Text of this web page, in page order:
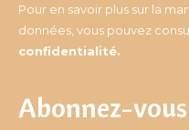
Pour en savoir plus sur la
données, vous pouvez
confidentialité.
Abonnez-